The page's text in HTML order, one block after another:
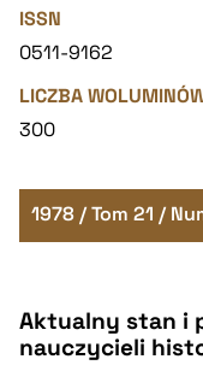
ISSN
0511-9162
LICZBA
300
1978 / Tom 21 /
Aktualny stan i
nauczycieli